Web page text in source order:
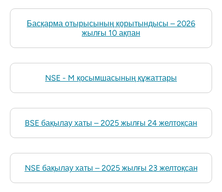
Басқарма отырысының қорытындысы – 2026
жылғы 10 ақпан
NSE - M қосымшасының құжаттары
BSE бақылау хаты – 2025 жылғы 24 желтоқсан
NSE бақылау хаты – 2025 жылғы 23 желтоқсан